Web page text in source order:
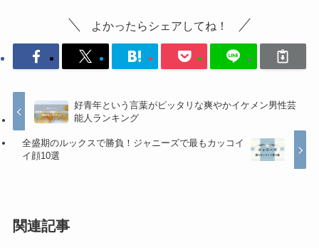
よかったらシェアしてね！
好青年という言葉がピッタリな爽やかイケメン男性芸
能人ランキング
全盛期のルックスで勝負！ジャニーズで最もカッコイ
イ顔10選
関連記事